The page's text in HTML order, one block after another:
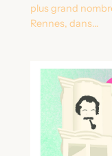
plus grand
Rennes, dans…